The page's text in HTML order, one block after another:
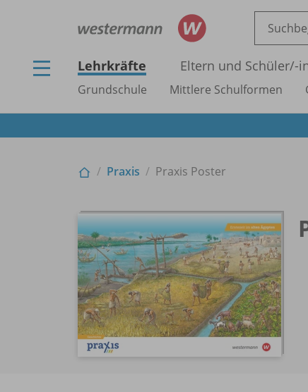
Lehrkräfte Eltern und Schüler/-
Grundschule Mittlere Schulformen
Praxis Praxis Poster